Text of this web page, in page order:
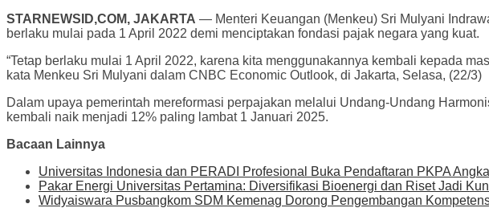
STARNEWSID,COM, JAKARTA — Menteri Keuangan (Menkeu) Sri Mulyani
berlaku mulai pada 1 April 2022 demi menciptakan fondasi pajak negara yang kuat.
“Tetap berlaku mulai 1 April 2022, karena kita menggunakannya kembali kepada
kata Menkeu Sri Mulyani dalam CNBC Economic Outlook, di Jakarta, Selasa, (22/3)
Dalam upaya pemerintah mereformasi perpajakan melalui Undang-Undang
kembali naik menjadi 12% paling lambat 1 Januari 2025.
Bacaan Lainnya
Universitas Indonesia dan PERADI Profesional Buka Pendaftaran PKPA
Pakar Energi Universitas Pertamina: Diversifikasi Bioenergi dan Riset Jadi
Widyaiswara Pusbangkom SDM Kemenag Dorong Pengembangan